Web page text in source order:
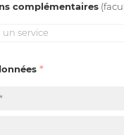
complémentaires
un service